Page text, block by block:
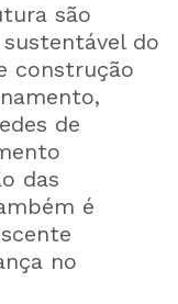
são
do
construção
de
das
é
no